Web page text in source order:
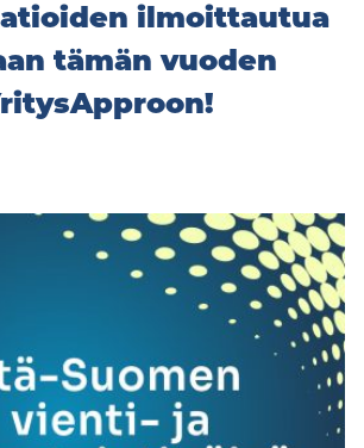
ilmoittautua
tämän vuoden